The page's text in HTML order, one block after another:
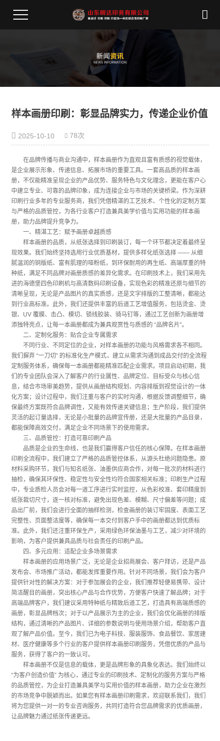
样本画册印刷：彰显品牌实力，传递企业价值​
2025-10-10 78次
在品牌传播与商业沟通中，样本画册作为直观且富有质感的视觉载体，
是企业展示形象、传递信息、拓展市场的重要工具。一套高品质的样本画
册，不仅能精准呈现企业的产品优势、服务特色与文化理念，更能在客户心
中建立专业、可靠的品牌印象，成为连接企业与市场的关键桥梁。作为深耕
印刷行业多年的专业服务商，我们凭借精湛的工艺技术、个性化的定制方案
与严格的品质管控，为各行业客户打造兼具美学价值与实用功能的样本画
册，助力品牌提升竞争力。
一、精湛工艺：赋予画册卓越质感
样本画册的品质，从纸张选择到印刷装订，每一个环节都决定着最终呈
现效果。我们始终坚持选用行业优质基材，提供多样化纸张选择 —— 从细
腻温润的铜版纸、富有肌理的哑粉纸，到环保耐用的再生纸、高端厚重的特
种纸，满足不同品牌对画册质感的差异化需求。在印刷技术上，我们采用先
进的海德堡四色印刷机与高清数码印刷设备，实现色彩的精准还原与细节的
清晰呈现，无论是产品图片的真实质感，还是文字排版的工整清晰，都能达
到行业高标准。此外，我们还提供丰富的后道工艺增值服务，包括烫金、烫
银、UV 覆膜、击凸、模切、锁线胶装、骑马钉等，通过工艺创新为画册增
添独特亮点，让每一本画册都成为兼具观赏性与质感的 “品牌名片”。
二、定制化服务：贴合企业专属需求
不同行业、不同定位的企业，对样本画册的功能与风格需求各不相同。
我们摒弃 “一刀切” 的标准化生产模式，建立从需求沟通到成品交付的全流程
定制服务体系，确保每一本画册都能精准匹配企业需求。项目启动初期，我
们的专业团队会深入了解客户的行业属性、品牌定位、目标受众与核心信
息，结合市场审美趋势，提供从画册结构规划、内容排版到视觉设计的一体
化方案；设计过程中，我们注重与客户的实时沟通，根据反馈调整细节，确
保最终方案既符合品牌调性，又能有效传递关键信息；生产阶段，我们提供
灵活的起订量选择，无论是小批量的品牌宣传册，还是大批量的产品目录，
都能保障高效交付，满足企业不同场景下的使用需求。
三、品质管控：打造可靠印刷产品
品质是企业的生命线，也是我们赢得客户信任的核心保障。在样本画册
印刷全流程中，我们建立了严格的品质管控体系，从源头杜绝问题隐患。原
材料采购环节，我们与知名纸张、油墨供应商合作，对每一批次的材料进行
抽检，确保其环保性、稳定性与安全性均符合国家相关标准；印刷生产过程
中，专业质检人员会对每一道工序进行实时监控，从色彩校准、套印精度到
纸张裁切尺寸，逐一核对标准，避免出现色差、模糊、尺寸偏差等问题；成
品出厂前，我们会进行全面的抽样检测，检查画册的装订牢固度、表面工艺
完整性、页面整洁度等，确保每一本交付到客户手中的画册都达到优质标
准。此外，我们还注重环保生产，采用绿色环保油墨与工艺，减少对环境的
影响，为客户提供兼具品质与社会责任的印刷产品。
四、多元应用：适配企业多场景需求
样本画册的应用场景广泛，无论是企业招商展会、客户拜访，还是产品
发布会、市场推广活动，都能发挥重要作用。针对不同场景，我们会为客户
提供针对性的解决方案：对于参加展会的企业，我们推荐轻便易携带、设计
简洁醒目的画册，突出核心产品与合作优势，方便客户快速了解品牌；对于
高端品牌客户，我们建议采用特种纸与精致后道工艺，打造具有高端质感的
画册，彰显品牌档次；对于以产品展示为主的企业，我们会优化画册的排版
结构，通过清晰的产品图片、详细的参数说明与使用场景介绍，帮助客户直
观了解产品价值。至今，我们已为电子科技、服装服饰、食品餐饮、家居建
材、医疗健康等多个行业的客户提供样本画册印刷服务，凭借优质的产品与
服务，获得了客户的一致认可。
样本画册不仅是信息的载体，更是品牌形象的具象化表达。我们始终以
“为客户创造价值” 为核心，通过专业的印刷技术、定制化的服务方案与严格
的品质管控，为企业打造兼具美学与实用价值的样本画册，助力企业在激烈
的市场竞争中脱颖而出。如果您有样本画册印刷需求，欢迎联系我们，我们
将为您提供一对一的专业咨询服务，共同打造符合您品牌需求的优质画册，
让品牌魅力通过纸张传递更远。